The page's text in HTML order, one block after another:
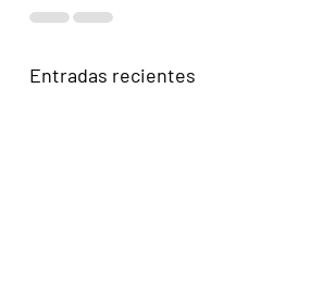
Entradas recientes